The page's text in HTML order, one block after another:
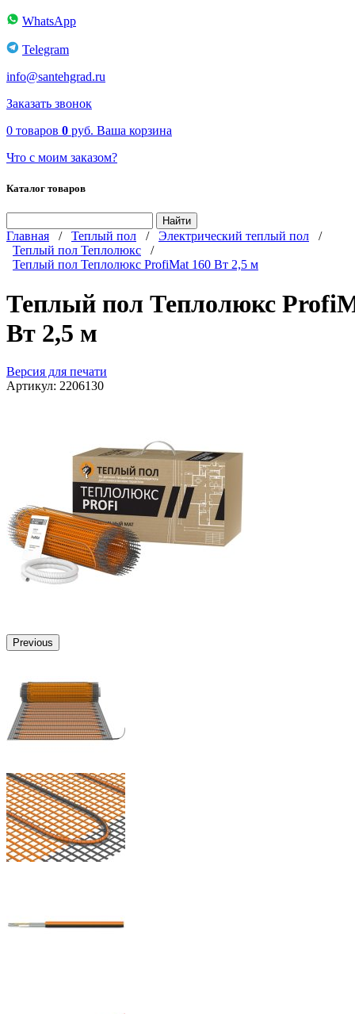
WhatsApp
Telegram
info@santehgrad.ru
Заказать звонок
0 товаров 0 руб. Ваша корзина
Что с моим заказом?
Каталог товаров
Главная / Теплый пол / Электрический теплый пол /
Теплый пол Теплолюкс /
Теплый пол Теплолюкс ProfiMat 160 Вт 2,5 м
Теплый пол Теплолюкс
Вт 2,5 м
Версия для печати
Артикул: 2206130
Previous